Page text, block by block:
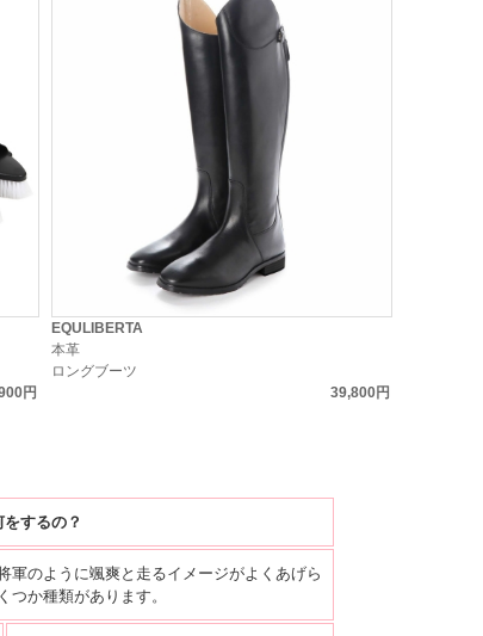
円
EQULIBERTA
本革
ロングブーツ
39,800円
するの？
軍のように颯爽と走るイメージがよくあげら
つか種類があります。